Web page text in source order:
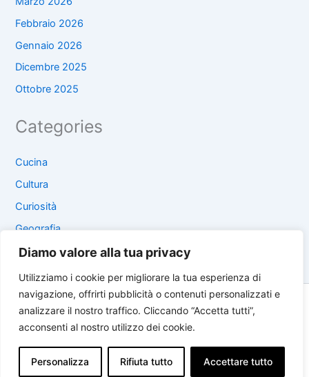
Diamo valore alla tua privacy
Utilizziamo i cookie per migliorare la tua esperienza di
navigazione, offrirti pubblicità o contenuti personalizzati e
analizzare il nostro traffico. Cliccando “Accetta tutti”,
acconsenti al nostro utilizzo dei cookie.
Personalizza Rifiuta tutto Accettare tutto
Febbraio 2026
Gennaio 2026
Dicembre 2025
Ottobre 2025
Categories
Cucina
Cultura
Curiosità
Geografia
Località
Copyright © 2026 Viaggi Grecia | Powered byTema WordPress
Astra
Privacy Policy
Cookie Policy